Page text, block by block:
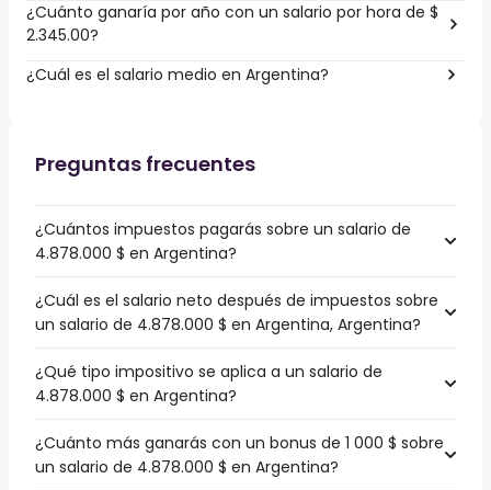
¿Cuánto ganaría por año con un salario por hora de $
2.345.00?
¿Cuál es el salario medio en Argentina?
Preguntas frecuentes
¿Cuántos impuestos pagarás sobre un salario de
4.878.000 $ en Argentina?
¿Cuál es el salario neto después de impuestos sobre
un salario de 4.878.000 $ en Argentina, Argentina?
¿Qué tipo impositivo se aplica a un salario de
4.878.000 $ en Argentina?
¿Cuánto más ganarás con un bonus de 1 000 $ sobre
un salario de 4.878.000 $ en Argentina?